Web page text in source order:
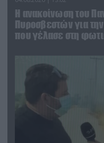
Η ανακοίνωση του
Πυροσβεστών για
που γέλασε στη